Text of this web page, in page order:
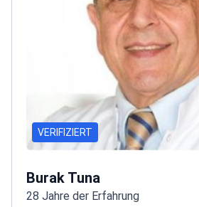
VERIFIZIERT
Burak Tuna
28 Jahre der Erfahrung